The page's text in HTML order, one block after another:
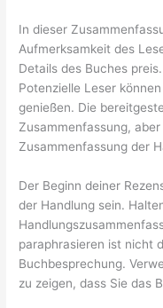
In dieser
Aufmerksamkeit des
Details des Buches
Potenzielle Leser
genießen. Die
Zusammenfassung,
Zusammenfassung der
Der Beginn deiner
der Handlung sein.
paraphrasieren ist nicht
Buchbesprechung.
zu zeigen, dass Sie das